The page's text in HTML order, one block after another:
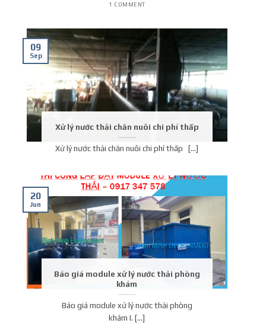
1 COMMENT
Xử lý nước thải chăn nuôi chi phí thấp
Xử lý nước thải chăn nuôi chi phí thấp [...]
09
Sep
Báo giá module xử lý nước thải phòng
khám
Báo giá module xử lý nước thải phòng
khám I. [...]
20
Jun